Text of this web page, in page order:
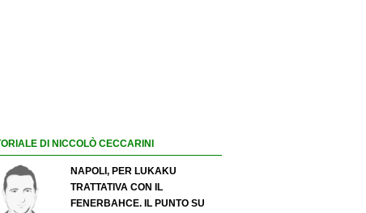
DI NICCOLÒ CECCARINI
NAPOLI, PER LUKAKU
TRATTATIVA CON IL
FENERBAHCE. IL PUNTO SU